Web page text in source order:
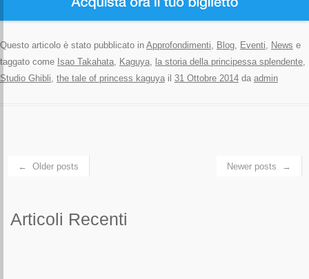
Questo articolo è stato pubblicato in Approfondimenti Blog Eventi News e
taggato come Isao Takahata Kaguya la storia della principessa splendente
Studio Ghibli the tale of princess kaguya il 31 Ottobre 2014 da admin
Navigazione articolo
← Older posts Newer posts →
Articoli Recenti